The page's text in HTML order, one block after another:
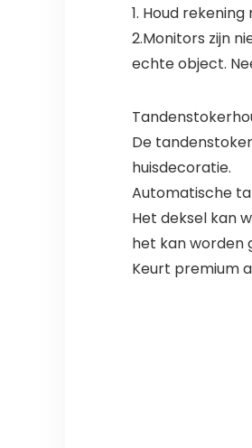
1. Houd
2.Monitors zijn
echte object.
De
huisdecoratie.
Automatische
Het deksel kan
het kan worden
Keurt premium